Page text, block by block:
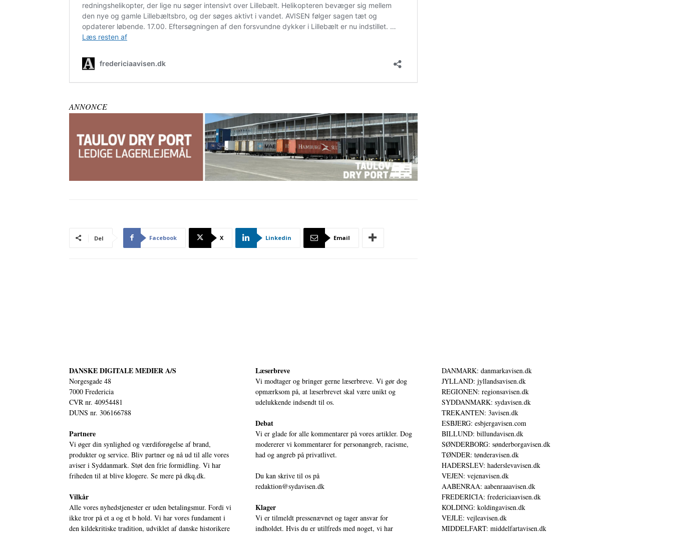
ANNONCE
Del Facebook X Linkedin Email
DANSKE DIGITALE MEDIER A/S
Norgesgade 48
7000 Fredericia
CVR nr. 40954481
DUNS nr. 306166788
Partnere
Vi øger din synlighed og værdiforøgelse af brand,
produkter og service. Bliv partner og nå ud til alle vores
aviser i Syddanmark. Støt den frie formidling. Vi har
friheden til at blive klogere. Se mere på dkq.dk.
Vilkår
Alle vores nyhedstjenester er uden betalingsmur. Fordi vi
ikke tror på et a og et b hold. Vi har vores fundament i
den kildekritiske tradition, udviklet af danske historikere
Læserbreve
Vi modtager og bringer gerne læserbreve. Vi gør dog
opmærksom på, at læserbrevet skal være unikt og
udelukkende indsendt til os.
Debat
Vi er glade for alle kommentarer på vores artikler. Dog
modererer vi kommentarer for personangreb, racisme,
had og angreb på privatlivet.
Du kan skrive til os på
redaktion@sydavisen.dk
Klager
Vi er tilmeldt pressenævnet og tager ansvar for
indholdet. Hvis du er utilfreds med noget, vi har
DANMARK: danmarkavisen.dk
JYLLAND: jyllandsavisen.dk
REGIONEN: regionsavisen.dk
SYDDANMARK: sydavisen.dk
TREKANTEN: 3avisen.dk
ESBJERG: esbjergavisen.com
BILLUND: billundavisen.dk
SØNDERBORG: sønderborgavisen.dk
TØNDER: tønderavisen.dk
HADERSLEV: haderslevavisen.dk
VEJEN: vejenavisen.dk
AABENRAA: aabenraaavisen.dk
FREDERICIA: fredericiaavisen.dk
KOLDING: koldingavisen.dk
VEJLE: vejleavisen.dk
MIDDELFART: middelfartavisen.dk